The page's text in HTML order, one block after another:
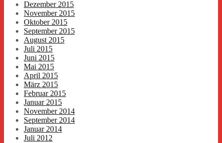
Dezember 2015
November 2015
Oktober 2015
September 2015
August 2015
Juli 2015
Juni 2015
Mai 2015
April 2015
März 2015
Februar 2015
Januar 2015
November 2014
September 2014
Januar 2014
Juli 2012